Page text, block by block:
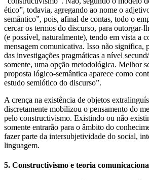
ético”, todavia, agregando ao nome o
semântico”, pois, afinal de contas, todo o
cercar os termos do discurso, para outorgar-
(e possível, naturalmente), tendo em vista a
mensagem comunicativa. Isso não significa,
das investigações pragmáticas a nível
somente, uma opção metodológica. Melhor
proposta lógico-semântica aparece como
estudo semiótico do discurso”.
A crença na existência de objetos
discretamente mobilizou o pensamento do
pelo constructivismo. Existindo ou não
somente entrarão para o âmbito do
fazer parte da intersubjetividade do social,
linguagem.
5. Constructivismo e teoria